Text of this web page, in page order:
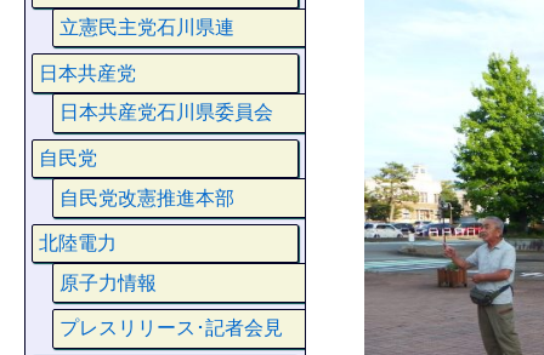
立憲民主党石川県連
日本共産党
日本共産党石川県委員会
自民党
自民党改憲推進本部
北陸電力
原子力情報
プレスリリース･記者会見